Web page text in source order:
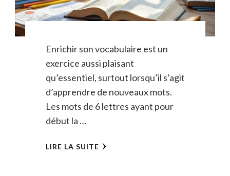
Enrichir son vocabulaire est un
exercice aussi plaisant
qu’essentiel, surtout lorsqu’il s’agit
d’apprendre de nouveaux mots.
Les mots de 6 lettres ayant pour
début la …
LIRE LA SUITE